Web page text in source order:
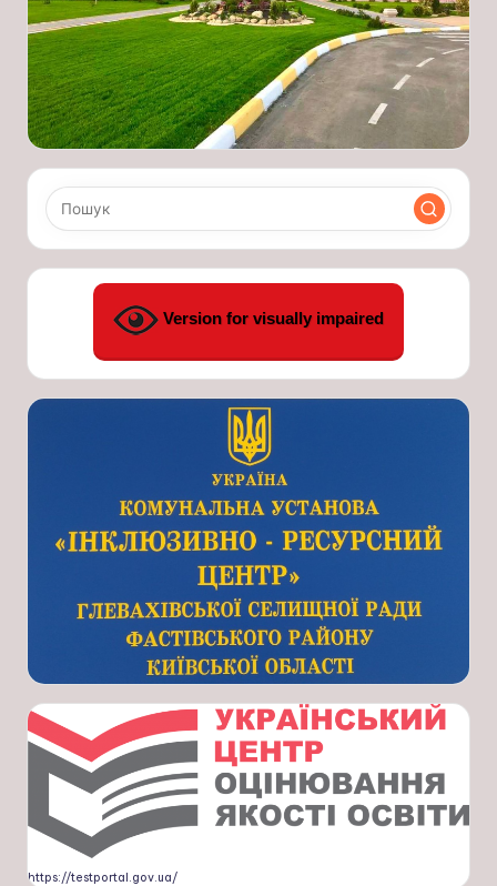
Version for visually impaired
https://testportal.gov.ua/